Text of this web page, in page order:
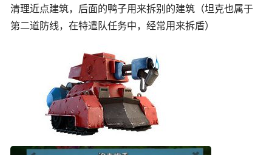
清理近点建筑，后面的鸭子用来拆别的建筑（坦克也属于
第二道防线，在特遣队任务中，经常用来拆盾）